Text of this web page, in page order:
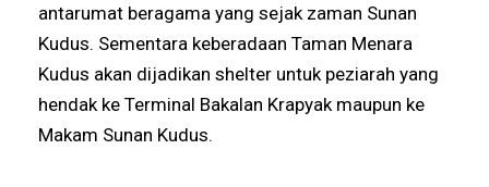
antarumat beragama yang sejak zaman Sunan
Kudus. Sementara keberadaan Taman Menara
Kudus akan dijadikan shelter untuk peziarah yang
hendak ke Terminal Bakalan Krapyak maupun ke
Makam Sunan Kudus.